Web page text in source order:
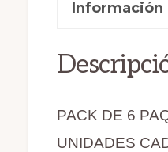
CADA
cantidad
o
k
n
Información
PACK DE 6
UNIDADES